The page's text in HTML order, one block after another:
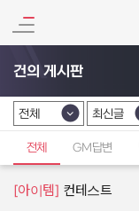
건의 게시판
카테고리 선택
전체
카테고
최신글
전체 GM답변
[아이템] 컨테스트